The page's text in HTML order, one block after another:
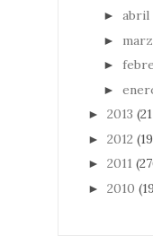
► abril
►
►
►
► 2013
► 2012
► 2011
► 2010